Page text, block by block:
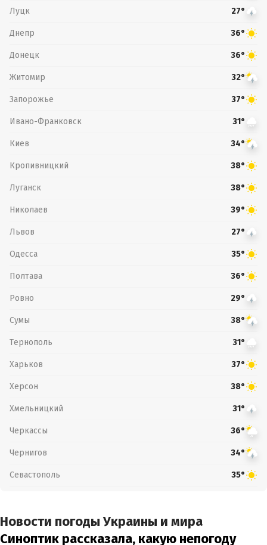
Луцк 27°
Днепр 36°
Донецк 36°
Житомир 32°
Запорожье 37°
Ивано-Франковск 31°
Киев 34°
Кропивницкий 38°
Луганск 38°
Николаев 39°
Львов 27°
Одесса 35°
Полтава 36°
Ровно 29°
Сумы 38°
Тернополь 31°
Харьков 37°
Херсон 38°
Хмельницкий 31°
Черкассы 36°
Чернигов 34°
Севастополь 35°
Новости погоды Украины и мира
Синоптик рассказала, какую непогоду